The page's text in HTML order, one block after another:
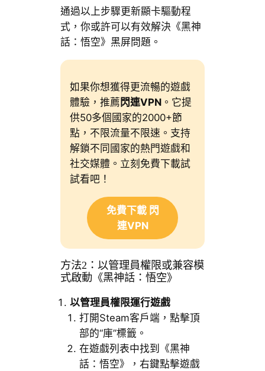
通過以上步驟更新顯卡驅動程
式，你或許可以有效解決《黑神
話：悟空》黑屏問題。
如果你想獲得更流暢的遊戲
體驗，推薦 閃連VPN。它提
供50多個國家的2000+節
點，不限流量不限速。支持
解鎖不同國家的熱門遊戲和
社交媒體。立刻免費下載試
試看吧！
免費下載 閃
連VPN
方法2：以管理員權限或兼容模
式啟動《黑神話：悟空》
以管理員權限運行遊戲
打開Steam客戶端，點擊頂
部的“庫”標籤。
在遊戲列表中找到《黑神
話：悟空》，右鍵點擊遊戲